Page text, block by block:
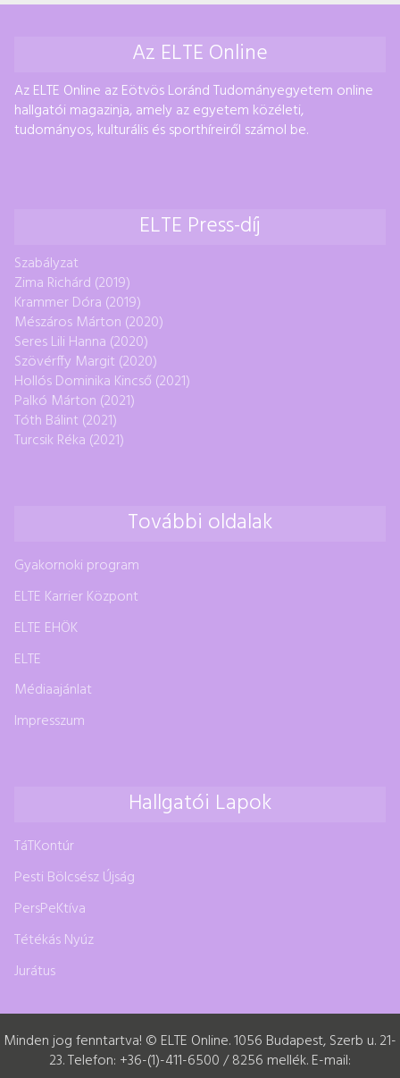
Az ELTE Online
Az ELTE Online az Eötvös Loránd Tudományegyetem online
hallgatói magazinja, amely az egyetem közéleti,
tudományos, kulturális és sporthíreiről számol be.
ELTE Press-díj
Szabályzat
Zima Richárd (2019)
Krammer Dóra (2019)
Mészáros Márton (2020)
Seres Lili Hanna (2020)
Szövérffy Margit (2020)
Hollós Dominika Kincső (2021)
Palkó Márton (2021)
Tóth Bálint (2021)
Turcsik Réka (2021)
További oldalak
Gyakornoki program
ELTE Karrier Központ
ELTE EHÖK
ELTE
Médiaajánlat
Impresszum
Hallgatói Lapok
TáTKontúr
Pesti Bölcsész Újság
PersPeKtíva
Tétékás Nyúz
Jurátus
Minden jog fenntartva! © ELTE Online. 1056 Budapest, Szerb u. 21-
23. Telefon: +36-(1)-411-6500 / 8256 mellék. E-mail: